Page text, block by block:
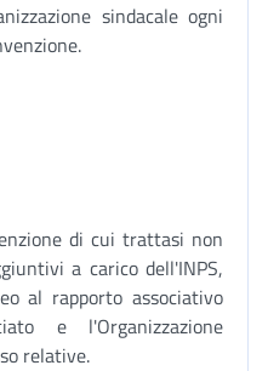
sindacale ogni
di cui trattasi non
a carico dell'INPS,
al rapporto associativo
e l'Organizzazione
relative.